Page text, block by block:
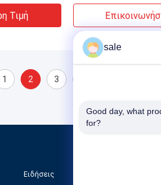
Τιμή
1 2 3
Ειδήσεις
sale
Good day, what
for?